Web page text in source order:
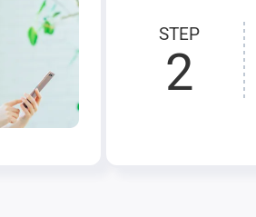
STEP
2